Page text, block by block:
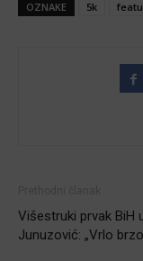
OZNAKE 5k
Višestruki prvak BiH
Junuzović: „Vrlo